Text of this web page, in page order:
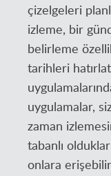
çizelgeleri
izleme, bir
belirleme
tarihleri
uygulamalar,
zaman
tabanlı
onlara